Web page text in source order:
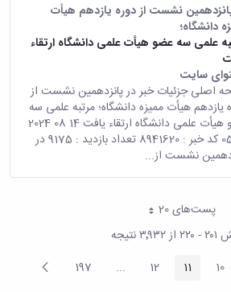
نشست از دوره یازدهم هیأت
دانشگاه؛
علمی سه عضو هیأت علمی دانشگاه ارتقاء
سایت
اصلی جزئیات خبر در پانزدهمین نشست از
یازدهم هیأت ممیزه دانشگاه؛ مرتبه علمی سه
عضو هیأت علمی دانشگاه ارتقاء یافت 14 08 2024
05:09 کد خبر : 8941620 تعداد بازدید : 9175 در
نشست از...
پست‌‌های 20هر صفحه
نتیجه
Intermediate
صفحه10 صفحه11 صفحه12
...
Intermediate Pages
صفحه197 صفحه
بعد